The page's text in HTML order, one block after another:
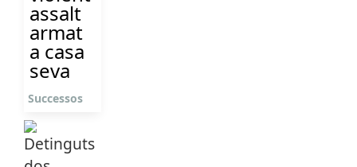
assalt
armat
a casa
seva
Successos